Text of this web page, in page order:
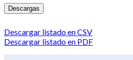
Descargas
Descargar listado en CSV
Descargar listado en PDF